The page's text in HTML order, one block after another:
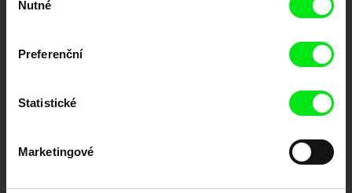
souhlasu
Nutné
Preferenční
Statistické
Marketingové
DOK Leipzig